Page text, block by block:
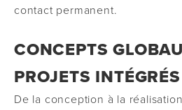
contact permanent.
CONCEPTS
PROJETS INTÉGRÉS
De la conception à la